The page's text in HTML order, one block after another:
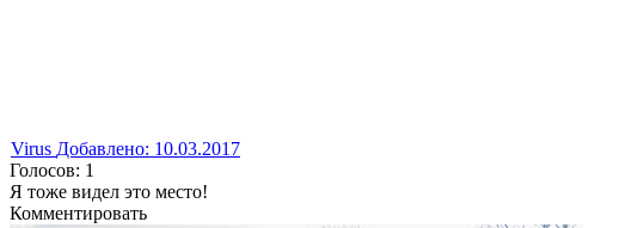
Virus Добавлено: 10.03.2017
Голосов: 1
Я тоже видел это место!
Комментировать